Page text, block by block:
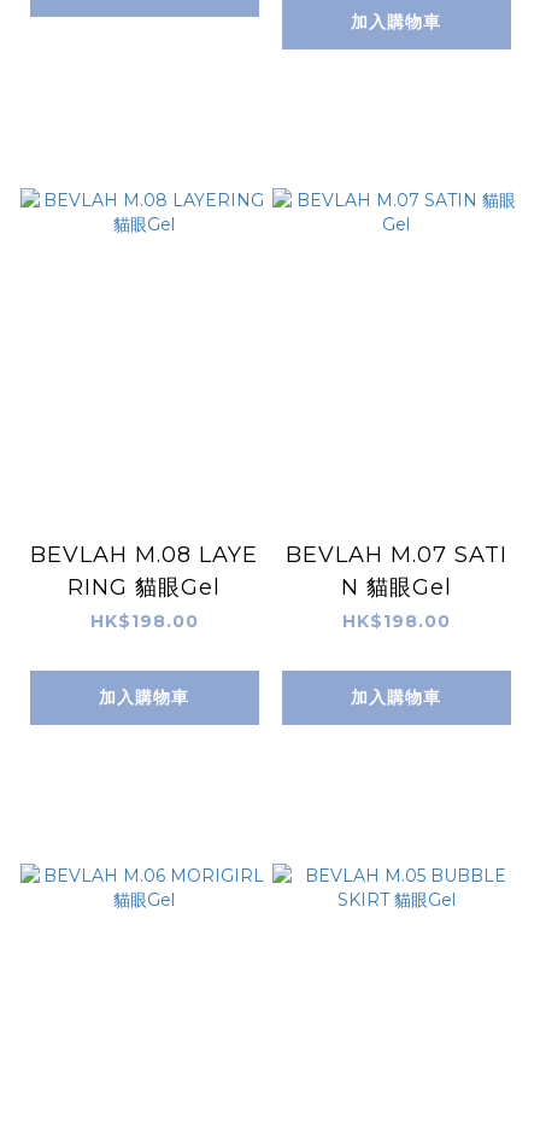
自選顏色下單後，可在
加入購物車
BEVLAH M.08 LAYE
RING 貓眼Gel
HK$198.00
加入購物車
BEVLAH M.07 SATI
N 貓眼Gel
HK$198.00
加入購物車